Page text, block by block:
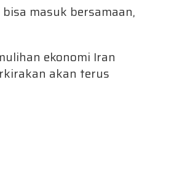
masuk bersamaan,
ekonomi Iran
akan terus